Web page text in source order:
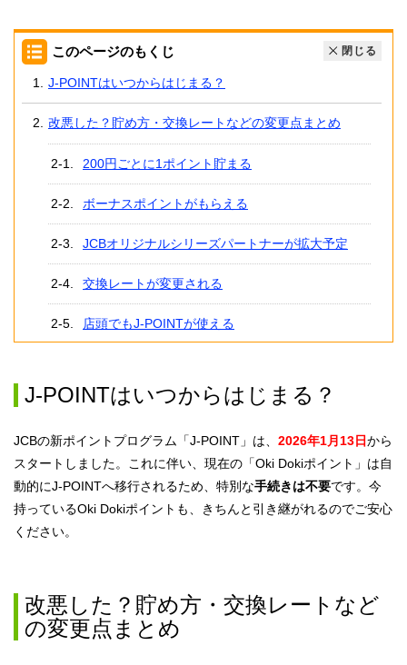
このページのもくじ 閉じる
J-POINTはいつからはじまる？
改悪した？貯め方・交換レートなどの変更点まとめ
200円ごとに1ポイント貯まる
ボーナスポイントがもらえる
JCBオリジナルシリーズパートナーが拡大予定
交換レートが変更される
店頭でもJ-POINTが使える
J-POINTはいつからはじまる？
JCBの新ポイントプログラム「J-POINT」は、 2026年1月13日から
スタートしました。これに伴い、現在の「Oki Dokiポイント」は自
動的にJ-POINTへ移行されるため、特別な手続きは不要です。今
持っているOki Dokiポイントも、きちんと引き継がれるのでご安心
ください。
改悪した？貯め方・交換レートなど
の変更点まとめ